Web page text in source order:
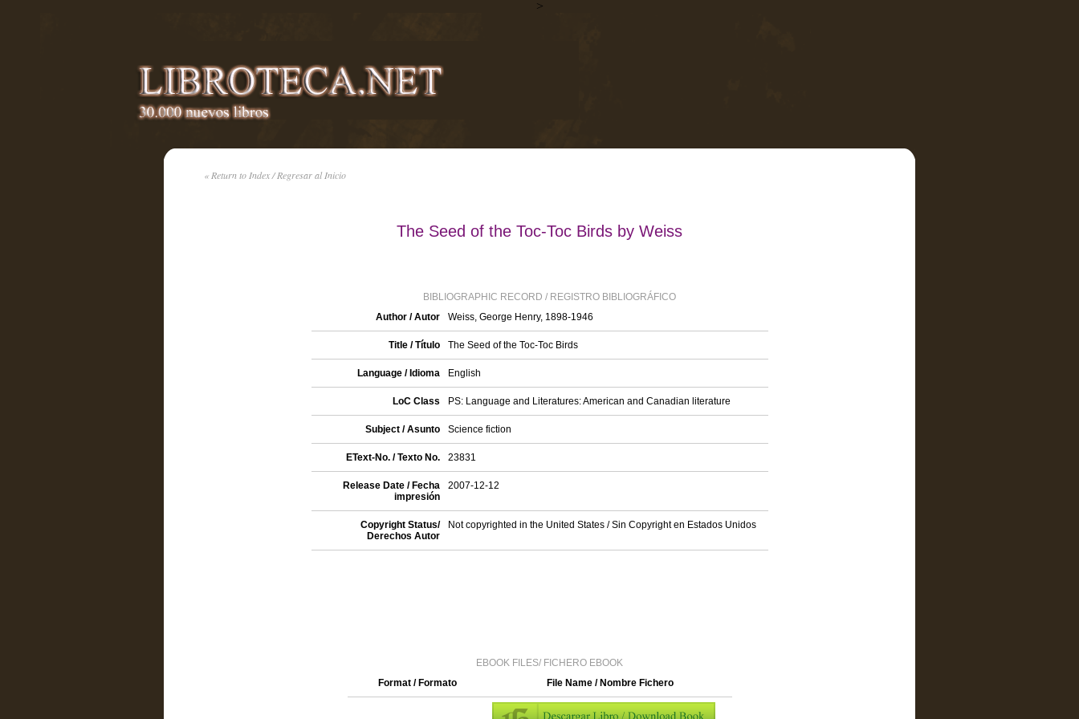
>
« Return to Index / Regresar al Inicio
The Seed of the Toc-Toc Birds by Weiss
BIBLIOGRAPHIC RECORD / REGISTRO BIBLIOGRÁFICO
Author / Autor
Weiss, George Henry, 1898-1946
Title / Título The Seed of the Toc-Toc Birds
Language / Idioma English
LoC Class PS: Language and Literatures: American and Canadian literature
Subject / Asunto Science fiction
EText-No. / Texto No. 23831
Release Date / Fecha
impresión
2007-12-12
Copyright Status/
Derechos Autor
Not copyrighted in the United States / Sin Copyright en Estados Unidos
EBOOK FILES/ FICHERO EBOOK
Format / Formato
File Name / Nombre Fichero